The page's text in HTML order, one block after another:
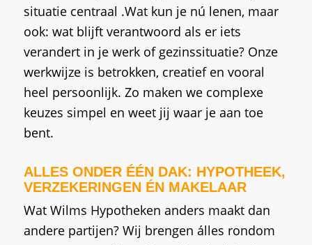
situatie centraal .Wat kun je nú lenen, maar
ook: wat blijft verantwoord als er iets
verandert in je werk of gezinssituatie? Onze
werkwijze is betrokken, creatief en vooral
heel persoonlijk. Zo maken we complexe
keuzes simpel en weet jij waar je aan toe
bent.
ALLES ONDER ÉÉN DAK: HYPOTHEEK,
VERZEKERINGEN ÉN MAKELAAR
Wat Wilms Hypotheken anders maakt dan
andere partijen? Wij brengen álles rondom